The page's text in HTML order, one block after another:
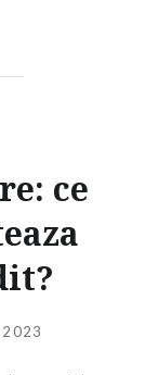
ce
2023